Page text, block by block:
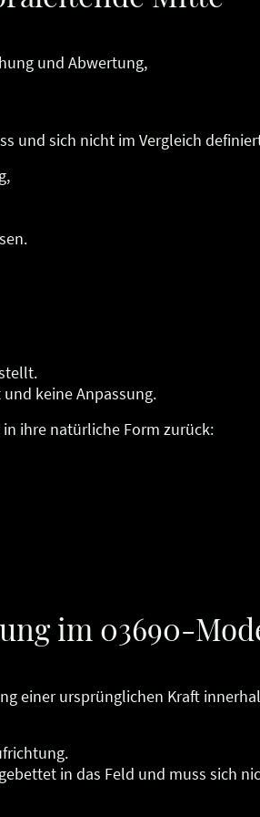
und Abwertung,
und sich nicht im Vergleich
keine Anpassung.
ihre natürliche Form zurück:
im 03690-
einer ursprünglichen Kraft
in das Feld und muss sich